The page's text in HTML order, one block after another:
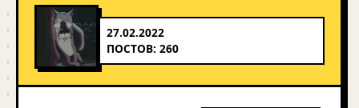
27.02.2022
ПОСТОВ: 260